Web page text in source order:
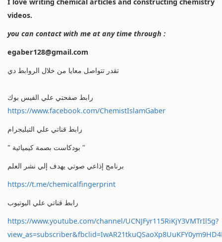
videos.
you can contact with me at any time through :
egaber128@gmail.com
تقدر تتواصل معايا من خلال الروابط دي
رابط صفحتي علي الفيس بوك
https://www.facebook.com/ChemistIslamGaber
رابط قناتي علي التيليجرام
" بودكاست بصمة كيميائية "
برنامج إذاعي صوتي يهدف إلي نشر العلم
https://t.me/chemicalfingerprint
رابط قناتي علي اليوتيوب
https://www.youtube.com/channel/UCNJFyr115RiKjY3VMTrIl5g?